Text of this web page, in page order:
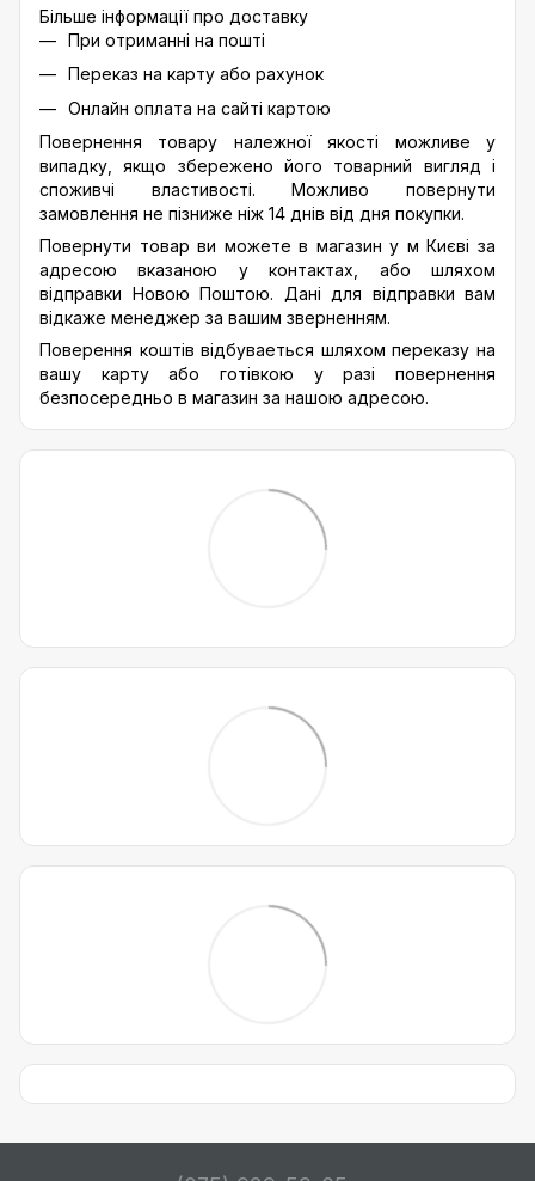
Більше інформації про доставку
При отриманні на пошті
Переказ на карту або рахунок
Онлайн оплата на сайті картою
Повернення товару належної якості можливе у
випадку, якщо збережено його товарний вигляд і
споживчі властивості. Можливо повернути
замовлення не пізниже ніж 14 днів від дня покупки.
Повернути товар ви можете в магазин у м Києві за
адресою вказаною у контактах, або шляхом
відправки Новою Поштою. Дані для відправки вам
відкаже менеджер за вашим зверненням.
Поверення коштів відбуваеться шляхом переказу на
вашу карту або готівкою у разі повернення
безпосередньо в магазин за нашою адресою.